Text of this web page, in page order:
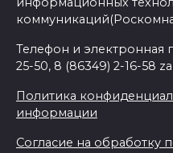
Телефон и электронная
25-50, 8 (86349) 2-16-58
Политика
информации
Согласие на обработку